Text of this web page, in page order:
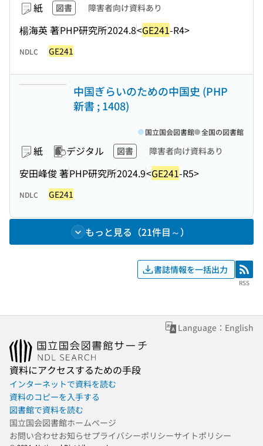
紙 図書 障害者向け資料あり
楊海英 著PHP研究所2024.8<GE241-R4>
NDLC GE241
中国ぎらいのための中国史 (PHP
新書 ; 1408)
紙 デジタル 図書 障害者向け資料あり
安田峰俊 著PHP研究所2024.9<GE241-R5>
国立国会図書館 全国の図書館
NDLC GE241
もっと見る（21件目～）
書誌情報を一括出力 RSS
RSS
Language：English
資料にアクセスするための手段
インターネットで資料を読む
資料のコピーを入手する
図書館で資料を読む
国立国会図書館ホームページ
お問い合わせお知らせプライバシーポリシーサイトポリシー